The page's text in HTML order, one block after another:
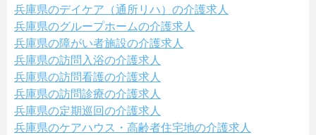
兵庫県のデイケア（通所リハ）の介護求人
兵庫県のグループホームの介護求人
兵庫県の障がい者施設の介護求人
兵庫県の訪問入浴の介護求人
兵庫県の訪問看護の介護求人
兵庫県の訪問診療の介護求人
兵庫県の定期巡回の介護求人
兵庫県のケアハウス・高齢者住宅地の介護求人